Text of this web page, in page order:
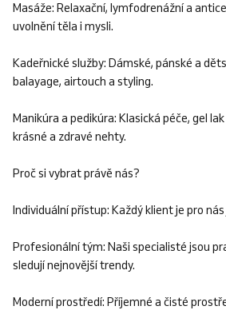
Masáže: Relaxační, lymfodrenážní a
uvolnění těla i mysli.
Kadeřnické služby: Dámské, pánské a
balayage, airtouch a styling.
Manikúra a pedikúra: Klasická péče, gel
krásné a zdravé nehty.​
Proč si vybrat právě nás?
Individuální přístup: Každý klient je pro nás
Profesionální tým: Naši specialisté jsou
sledují nejnovější trendy.
Moderní prostředí: Příjemné a čisté